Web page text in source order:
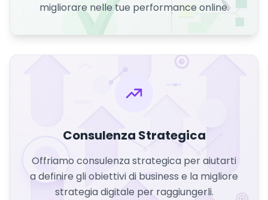
migliorare nelle tue performance online.
Consulenza Strategica
Offriamo consulenza strategica per aiutarti
a definire gli obiettivi di business e la migliore
strategia digitale per raggiungerli.